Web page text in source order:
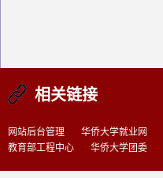
相关链接
网站后台管理 华侨大学就业网
教育部工程中心
华侨大学团委